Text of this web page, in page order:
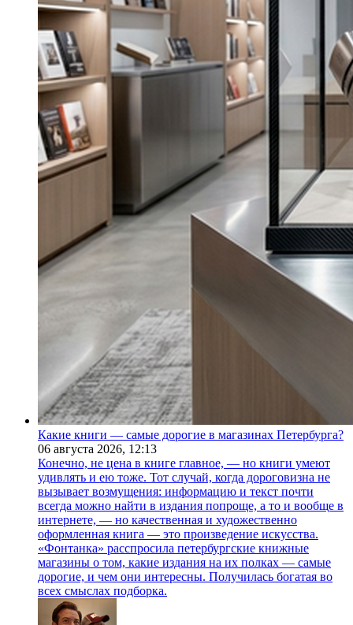
Какие книги — самые дорогие в магазинах Петербурга?
06 августа 2026, 12:13
Конечно, не цена в книге главное, — но книги умеют
удивлять и ею тоже. Тот случай, когда дороговизна не
вызывает возмущения: информацию и текст почти
всегда можно найти в издания попроще, а то и вообще в
интернете, — но качественная и художественно
оформленная книга — это произведение искусства.
«Фонтанка» расспросила петербургские книжные
магазины о том, какие издания на их полках — самые
дорогие, и чем они интересны. Получилась богатая во
всех смыслах подборка.